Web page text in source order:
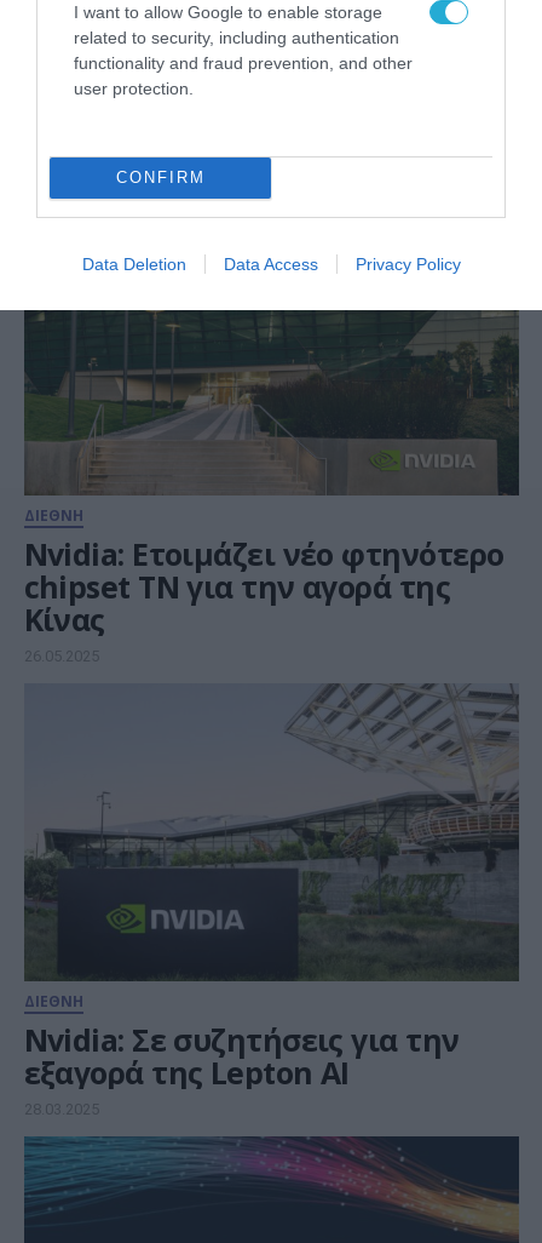
I want to allow Google to enable storage
related to security, including authentication
functionality and fraud prevention, and other
user protection.
CONFIRM
Data Deletion Data Access Privacy Policy
ARTIFICIAL INTELLIGENCE (AI)
Η ΕΥ παρουσιάζει την EY.ai
Agentic Platform, με την
ΔΙΕΘΝΗ
Nvidia: Ετοιμάζει νέο φτηνότερο
chipset ΤΝ για την αγορά της
Κίνας
26.05.2025
ΔΙΕΘΝΗ
Nvidia: Σε συζητήσεις για την
εξαγορά της Lepton AI
28.03.2025